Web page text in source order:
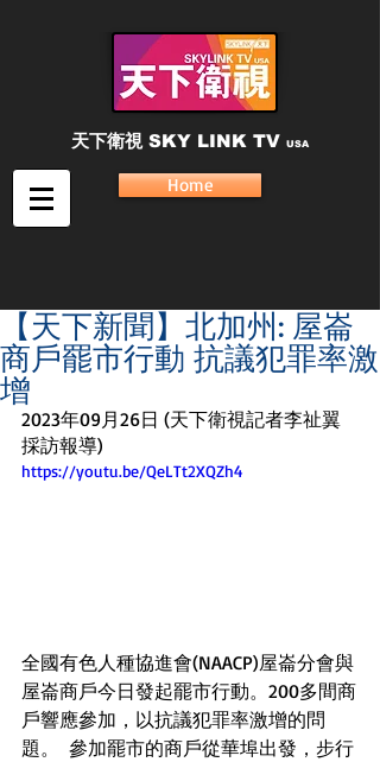
天下衛視 SKY LINK TV USA
Home
【天下新聞】北加州: 屋崙
商戶罷市行動 抗議犯罪率激
增
2023年09月26日 (天下衛視記者李祉翼
採訪報導)
https://youtu.be/QeLTt2XQZh4
全國有色人種協進會(NAACP)屋崙分會與
屋崙商戶今日發起罷市行動。200多間商
戶響應參加，以抗議犯罪率激增的問
題。  參加罷市的商戶從華埠出發，步行